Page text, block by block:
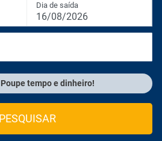
Dia de saída
16/08/2026
Poupe tempo e dinheiro!
PESQUISAR